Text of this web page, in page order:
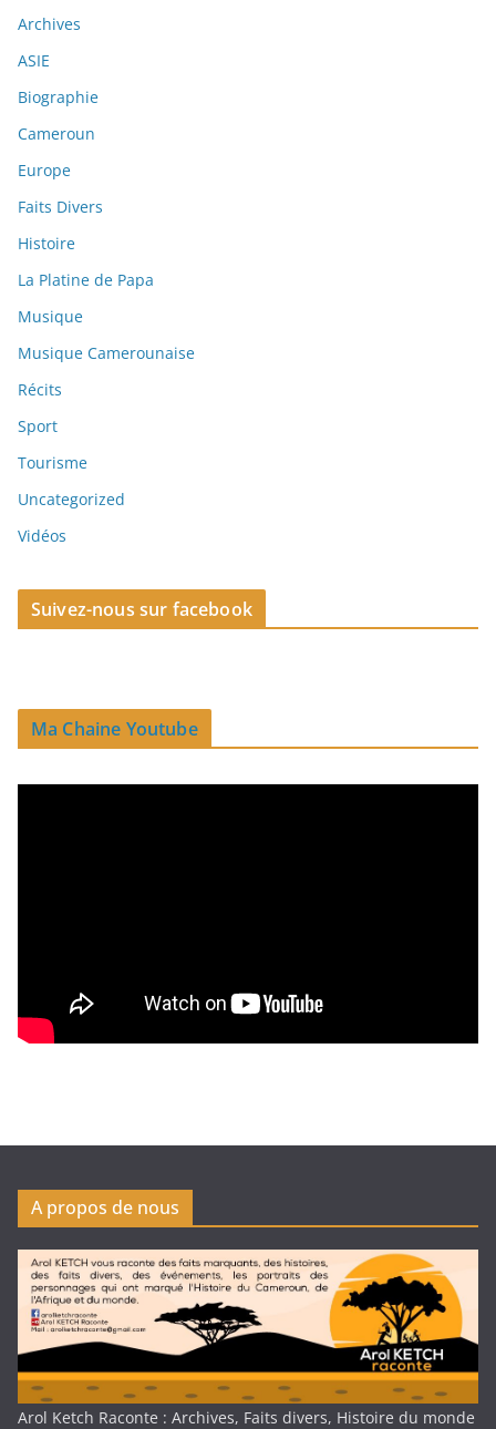
Archives
ASIE
Biographie
Cameroun
Europe
Faits Divers
Histoire
La Platine de Papa
Musique
Musique Camerounaise
Récits
Sport
Tourisme
Uncategorized
Vidéos
Suivez-nous sur facebook
Ma Chaine Youtube
A propos de nous
Arol Ketch Raconte : Archives, Faits divers, Histoire du monde